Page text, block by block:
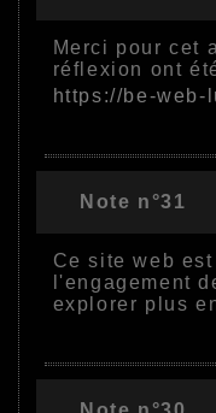
Merci pour cet
réflexion ont
https://be-web-
Note n°31
Ce site web
l'engagement
explorer plus